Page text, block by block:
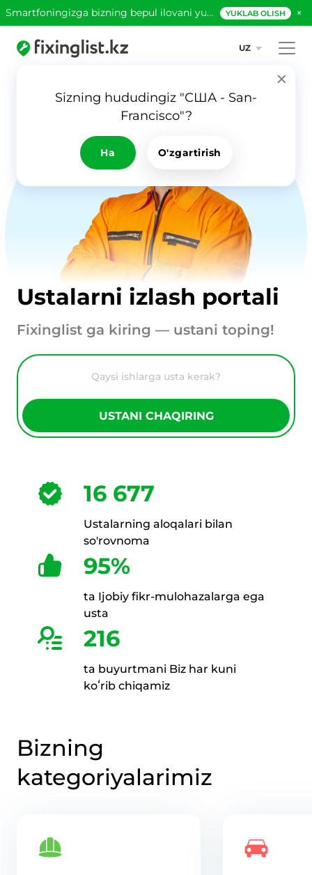
Smartfoningizga bizning bepul ilovani yuklab oling! YUKLAB OLISH ×
UZ
Sizning hududingiz "США - San-
Francisco"?
Ha O'zgartirish
Ustalarni izlash portali
Fixinglist ga kiring — ustani toping!
USTANI CHAQIRING
16 677
Ustalarning aloqalari bilan
so'rovnoma
95%
ta Ijobiy fikr-mulohazalarga ega
usta
216
ta buyurtmani Biz har kuni
koʻrib chiqamiz
Bizning
kategoriyalarimiz